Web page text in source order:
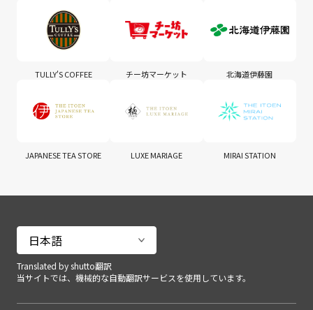
TULLY'S COFFEE チー坊マーケット 北海道伊藤園
JAPANESE TEA STORE LUXE MARIAGE MIRAI STATION
Translated by shutto翻訳
当サイトでは、機械的な自動翻訳サービスを使用しています。